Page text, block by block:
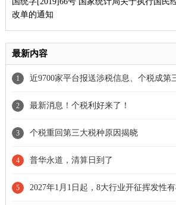
改单的通知
最新内容
1 近9700家平台报送涉税信息、个税成
2 最新消息！个税利好来了！
3 个税重回第三大税种原因揭晓
4 普华永道，清算日到了
5 2027年1月1日起，8大行业开征挥发性